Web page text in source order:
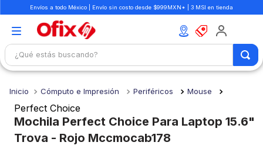
Envíos a todo México | Envío sin costo desde $999MXN* | 3 MSI en tienda
¿Qué estás buscando?
Cómputo e Impresión Periféricos Mouse
Perfect Choice
Mochila Perfect Choice Para Laptop 15.6"
Trova - Rojo Mccmocab178
1.
mochilas
2 .
libretas
3.
cuaderno